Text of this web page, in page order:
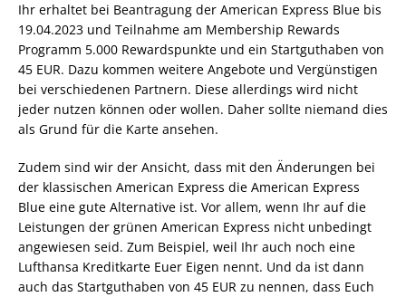
Ihr erhaltet bei Beantragung der American Express Blue bis
19.04.2023 und Teilnahme am Membership Rewards
Programm 5.000 Rewardspunkte und ein Startguthaben von
45 EUR. Dazu kommen weitere Angebote und Vergünstigen
bei verschiedenen Partnern. Diese allerdings wird nicht
jeder nutzen können oder wollen. Daher sollte niemand dies
als Grund für die Karte ansehen.
Zudem sind wir der Ansicht, dass mit den Änderungen bei
der klassischen American Express die American Express
Blue eine gute Alternative ist. Vor allem, wenn Ihr auf die
Leistungen der grünen American Express nicht unbedingt
angewiesen seid. Zum Beispiel, weil Ihr auch noch eine
Lufthansa Kreditkarte Euer Eigen nennt. Und da ist dann
auch das Startguthaben von 45 EUR zu nennen, dass Euch